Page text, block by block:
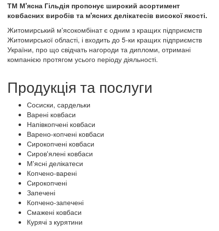
ТМ М'ясна Гільдія пропонує широкий асортимент
ковбасних виробів та м'ясних делікатесів високої якості.
Житомирський м'ясокомбінат є одним з кращих підприємств
Житомирської області, і входить до 5-ки кращих підприємств
України, про що свідчать нагороди та дипломи, отримані
компанією протягом усього періоду діяльності.
Продукція та послуги
Сосиски, сардельки
Варені ковбаси
Напівкопчені ковбаси
Варено-копчені ковбаси
Сирокопчені ковбаси
Сиров'ялені ковбаси
М'ясні делікатеси
Копчено-варені
Сирокопчені
Запечені
Копчено-запечені
Смажені ковбаси
Курячі з курятини